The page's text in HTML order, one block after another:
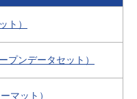
ト）
プンデータセット）
マット）